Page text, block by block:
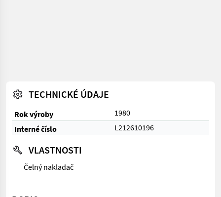
TECHNICKÉ ÚDAJE
Rok výroby
1980
Interné číslo
L212610196
VLASTNOSTI
Čelný nakladač